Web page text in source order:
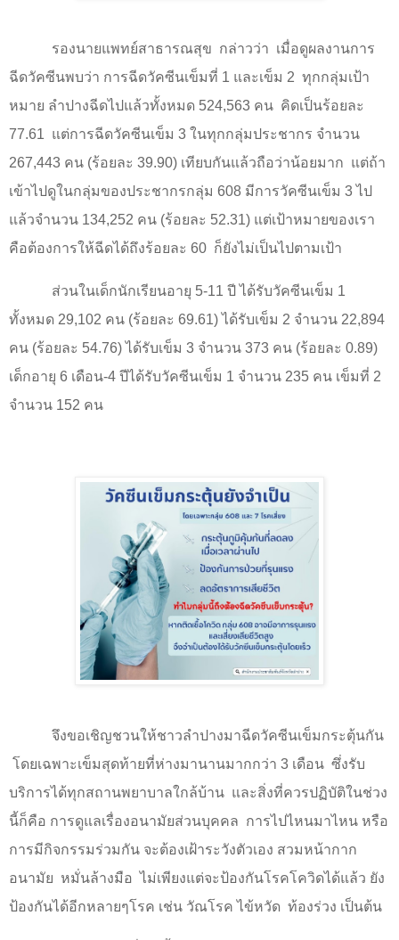
รองนายแพทย์สาธารณสุข กล่าวว่า เมื่อดูผลงานการ
ฉีดวัคซีนพบว่า การฉีดวัคซีนเข็มที่ 1 และเข็ม 2 ทุกกลุ่มเป้า
หมาย ลำปางฉีดไปแล้วทั้งหมด 524,563 คน คิดเป็นร้อยละ
77.61 แต่การฉีดวัคซีนเข็ม 3 ในทุกกลุ่มประชากร จำนวน
267,443 คน (ร้อยละ 39.90) เทียบกันแล้วถือว่าน้อยมาก แต่ถ้า
เข้าไปดูในกลุ่มของประชากรกลุ่ม 608 มีการวัคซีนเข็ม 3 ไป
แล้วจำนวน 134,252 คน (ร้อยละ 52.31) แต่เป้าหมายของเรา
คือต้องการให้ฉีดได้ถึงร้อยละ 60 ก็ยังไม่เป็นไปตามเป้า
ส่วนในเด็กนักเรียนอายุ 5-11 ปี ได้รับวัคซีนเข็ม 1
ทั้งหมด 29,102 คน (ร้อยละ 69.61) ได้รับเข็ม 2 จำนวน 22,894
คน (ร้อยละ 54.76) ได้รับเข็ม 3 จำนวน 373 คน (ร้อยละ 0.89)
เด็กอายุ 6 เดือน-4 ปีได้รับวัคซีนเข็ม 1 จำนวน 235 คน เข็มที่ 2
จำนวน 152 คน
จึงขอเชิญชวนให้ชาวลำปางมาฉีดวัคซีนเข็มกระตุ้นกัน
โดยเฉพาะเข็มสุดท้ายที่ห่างมานานมากกว่า 3 เดือน ซึ่งรับ
บริการได้ทุกสถานพยาบาลใกล้บ้าน และสิ่งที่ควรปฏิบัติในช่วง
นี้ก็คือ การดูแลเรื่องอนามัยส่วนบุคคล การไปไหนมาไหน หรือ
การมีกิจกรรมร่วมกัน จะต้องเฝ้าระวังตัวเอง สวมหน้ากาก
อนามัย หมั่นล้างมือ ไม่เพียงแต่จะป้องกันโรคโควิดได้แล้ว ยัง
ป้องกันได้อีกหลายๆโรค เช่น วัณโรค ไข้หวัด ท้องร่วง เป็นต้น